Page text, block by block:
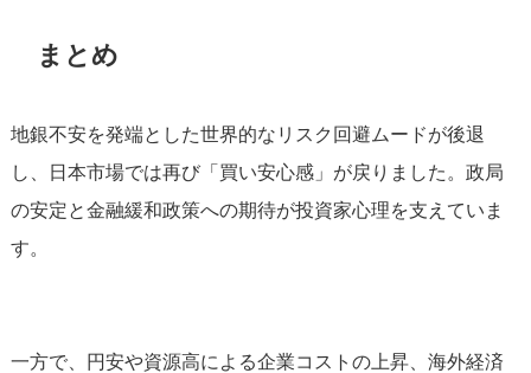
まとめ
地銀不安を発端とした世界的なリスク回避ムードが後退
し、日本市場では再び「買い安心感」が戻りました。政局
の安定と金融緩和政策への期待が投資家心理を支えていま
す。
一方で、円安や資源高による企業コストの上昇、海外経済